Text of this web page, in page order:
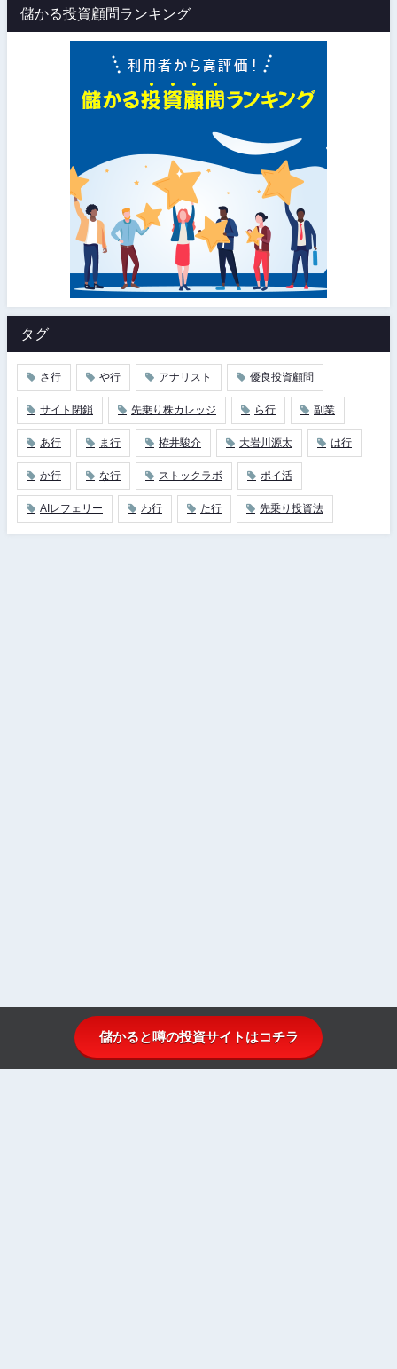
儲かる投資顧問ランキング
タグ
さ行 や行 アナリスト 優良投資顧問
サイト閉鎖 先乗り株カレッジ ら行 副業
あ行 ま行 栫井駿介 大岩川源太 は行
か行 な行 ストックラボ ポイ活
AIレフェリー わ行 た行 先乗り投資法
儲かると噂の投資サイトはコチラ